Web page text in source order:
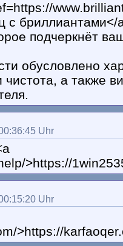
с бриллиантами</
подчеркнёт
обусловлено
чистота, а также
Uhr
>https://
Uhr
>https://